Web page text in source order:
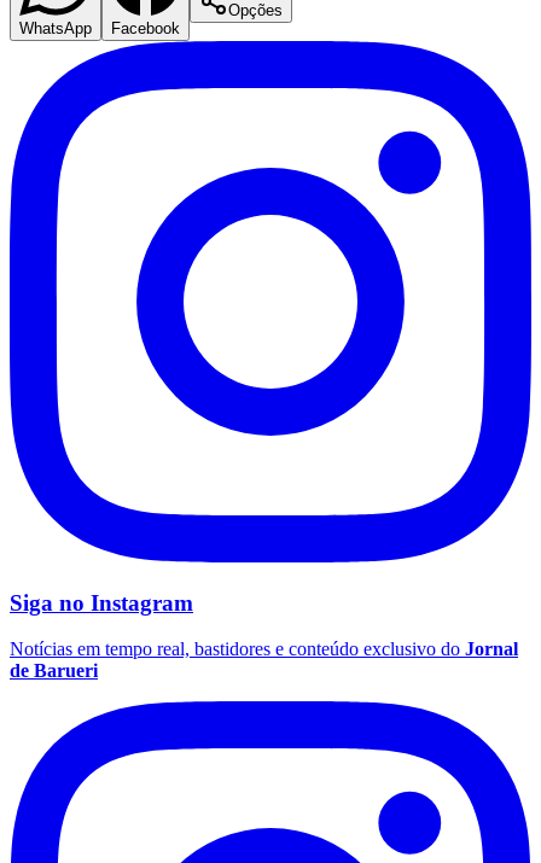
Corinthians
Palmeiras
WhatsApp Facebook
Opções
Siga no Instagram
Notícias em tempo real, bastidores e conteúdo exclusivo do Jornal
de Barueri